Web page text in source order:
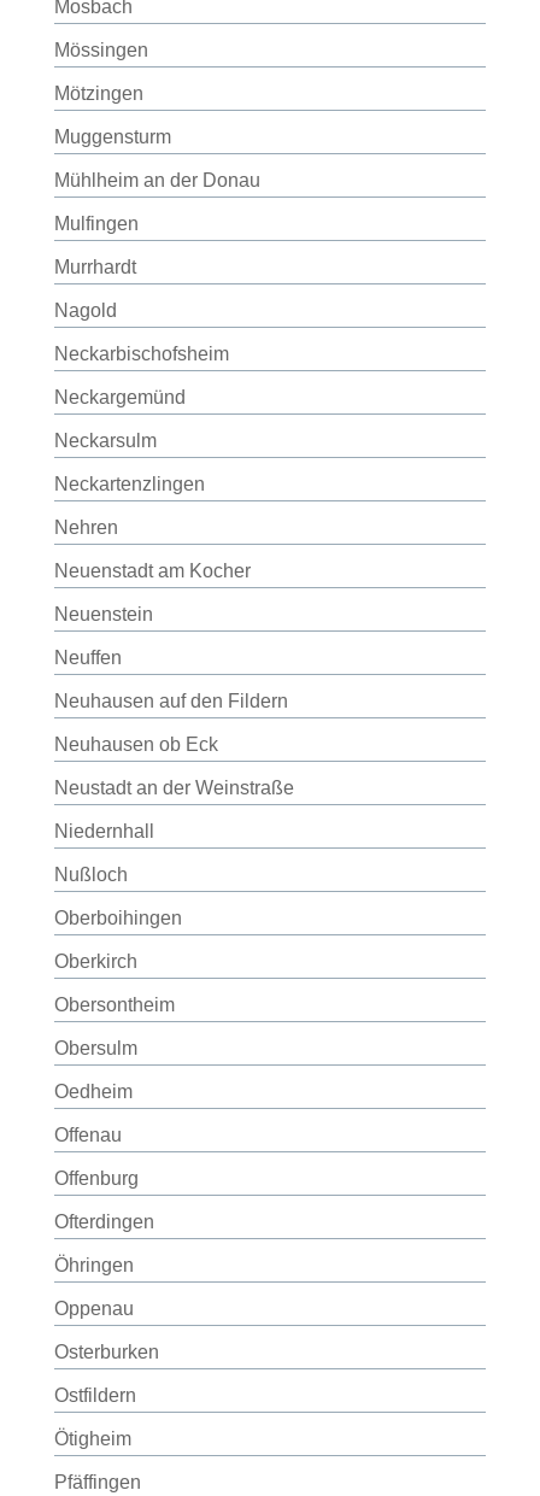
Mosbach
Mössingen
Mötzingen
Muggensturm
Mühlheim an der Donau
Mulfingen
Murrhardt
Nagold
Neckarbischofsheim
Neckargemünd
Neckarsulm
Neckartenzlingen
Nehren
Neuenstadt am Kocher
Neuenstein
Neuffen
Neuhausen auf den Fildern
Neuhausen ob Eck
Neustadt an der Weinstraße
Niedernhall
Nußloch
Oberboihingen
Oberkirch
Obersontheim
Obersulm
Oedheim
Offenau
Offenburg
Ofterdingen
Öhringen
Oppenau
Osterburken
Ostfildern
Ötigheim
Pfäffingen